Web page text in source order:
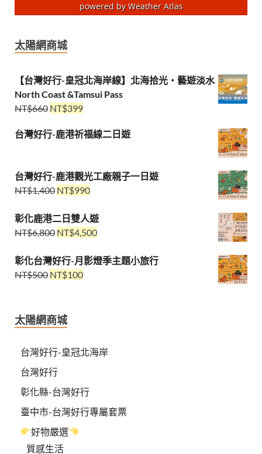
powered byWeather Atlas
太陽網商城
【台灣好行-皇冠北海岸線】北海拾光・藝遊淡水
North Coast &Tamsui Pass
NT$660 NT$399
台灣好行-鹿港祈福線二日遊
台灣好行-鹿港觀光工廠親子一日遊
NT$1,400 NT$990
彰化鹿港二日雙人遊
NT$6,800 NT$4,500
彰化台灣好行-月影燈季主題小旅行
NT$500 NT$100
太陽網商城
台灣好行-皇冠北海岸
台灣好行
彰化縣-台灣好行
臺中市-台灣好行專屬套票
好物嚴選
質感生活